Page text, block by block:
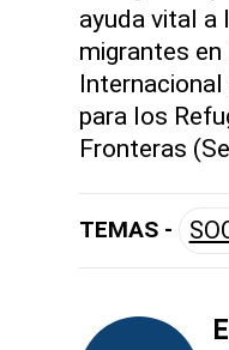
ayuda vital a
migrantes
Internacional
para los
Fronteras
TEMAS -